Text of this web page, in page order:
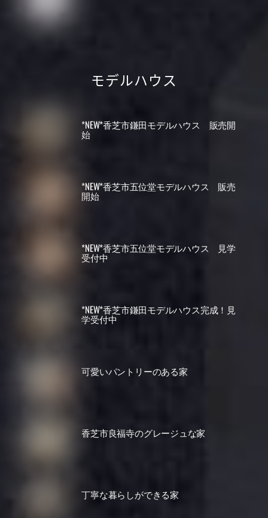
モデルハウス
*NEW*香芝市鎌田モデルハウス 販売開
始
*NEW*香芝市五位堂モデルハウス 販売
開始
*NEW*香芝市五位堂モデルハウス 見学
受付中
*NEW*香芝市鎌田モデルハウス完成！見
学受付中
可愛いパントリーのある家
香芝市良福寺のグレージュな家
丁寧な暮らしができる家